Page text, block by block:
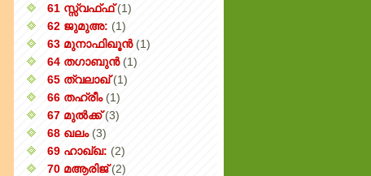
61 സ്സ്വഫ്ഫ് (1)
62 ജുമുഅ: (1)
63 മുനാഫിഖൂൻ (1)
64 തഗാബുൻ (1)
65 ത്വലാഖ് (1)
66 തഹ്‌രീം (1)
67 മുൽക്ക് (3)
68 ഖലം (3)
69 ഹാഖ്ഖ: (2)
70 മആരിജ് (2)